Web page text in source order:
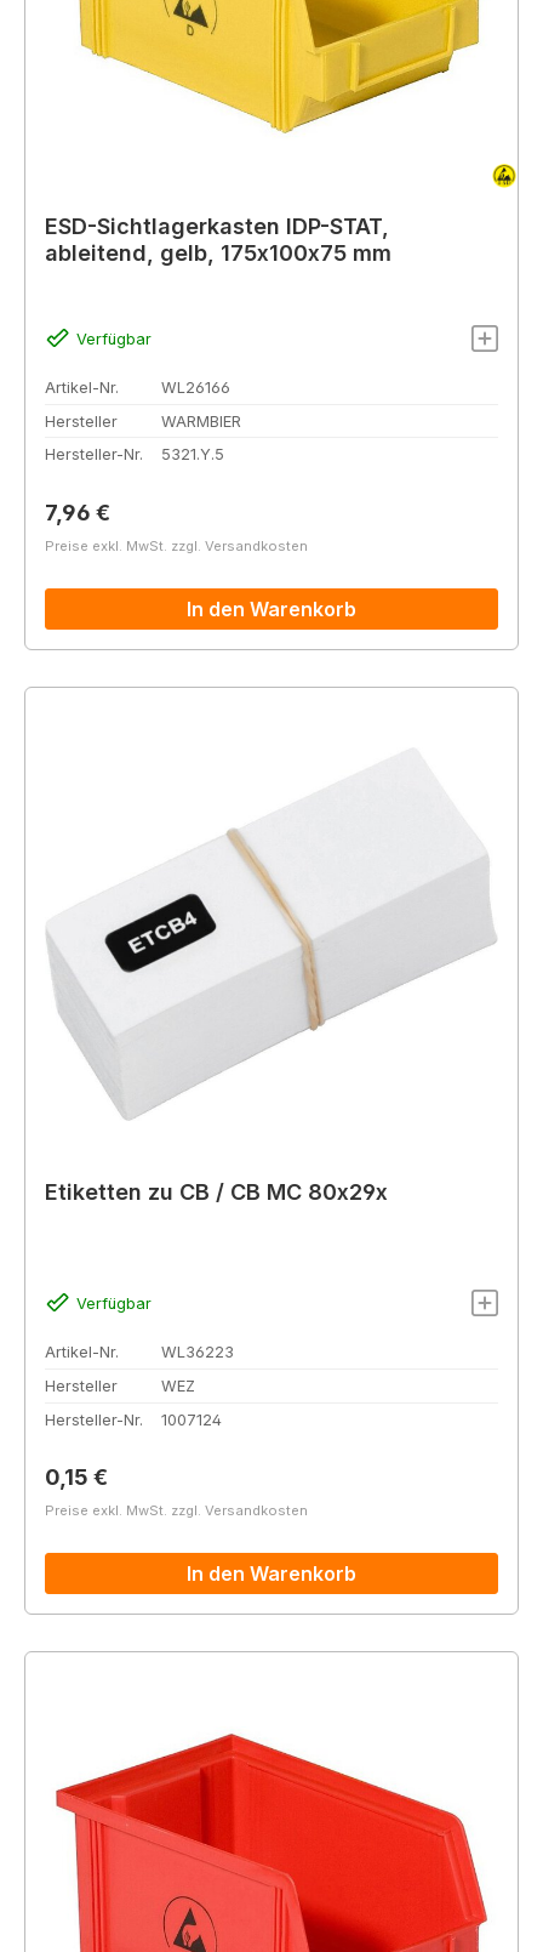
ESD-Sichtlagerkasten IDP-STAT,
ableitend, gelb, 175x100x75 mm
Verfügbar
Artikel-Nr.
WL26166
Hersteller
WARMBIER
Hersteller-Nr.
5321.Y.5
Regulärer Preis:
7,96 €
Preise exkl. MwSt. zzgl. Versandkosten
In den Warenkorb
Etiketten zu CB / CB MC 80x29x
Verfügbar
Artikel-Nr.
WL36223
Hersteller
WEZ
Hersteller-Nr.
1007124
Regulärer Preis:
0,15 €
Preise exkl. MwSt. zzgl. Versandkosten
In den Warenkorb